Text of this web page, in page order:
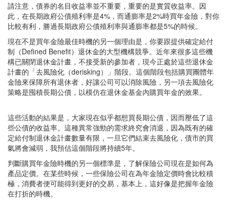
請注意，債券的名目收益率並不重要，重要的是實質收益率。因
此，在長期政府公債殖利率是4%，而通膨率是2%時買年金險，對你
比較有利，勝過長期政府公債殖利率與通膨率都是5%的時候。
現在不是買年金險最佳時機的另一個理由是，你要跟提供確定給付
制（Defined Benefit）退休金的大型機構競爭。近年來很多這些機
構已關閉退休金計畫，不接受新的參加者，現今正處於這些退休金
計畫的「去風險化（derisking）」階段。這個階段包括購買團體年
金險來保障所有退休者，好讓公司可以消除風險，另一項去風險化
策略是囤積長期公債，以模仿在退休金基金內購買年金的效果。
這些活動的結果是，大家現在似乎都想買長期公債，因而壓低了這
些公債的收益率。這種異常強勁的需求終究會消退，因為既有的確
定給付制退休金計畫數量有限，一旦它們結束去風險化，債市的買
氣將會減弱，我預估這個階段將持續5年。
判斷購買年金險時機的另一個標準是，了解保險公司現在是如何為
產品定價。在某些時候，一些保險公司在為年金險定價時會比較積
極，消費者便可能得到更好的交易，基本上，這好像是把握年金險
在打折的時機。